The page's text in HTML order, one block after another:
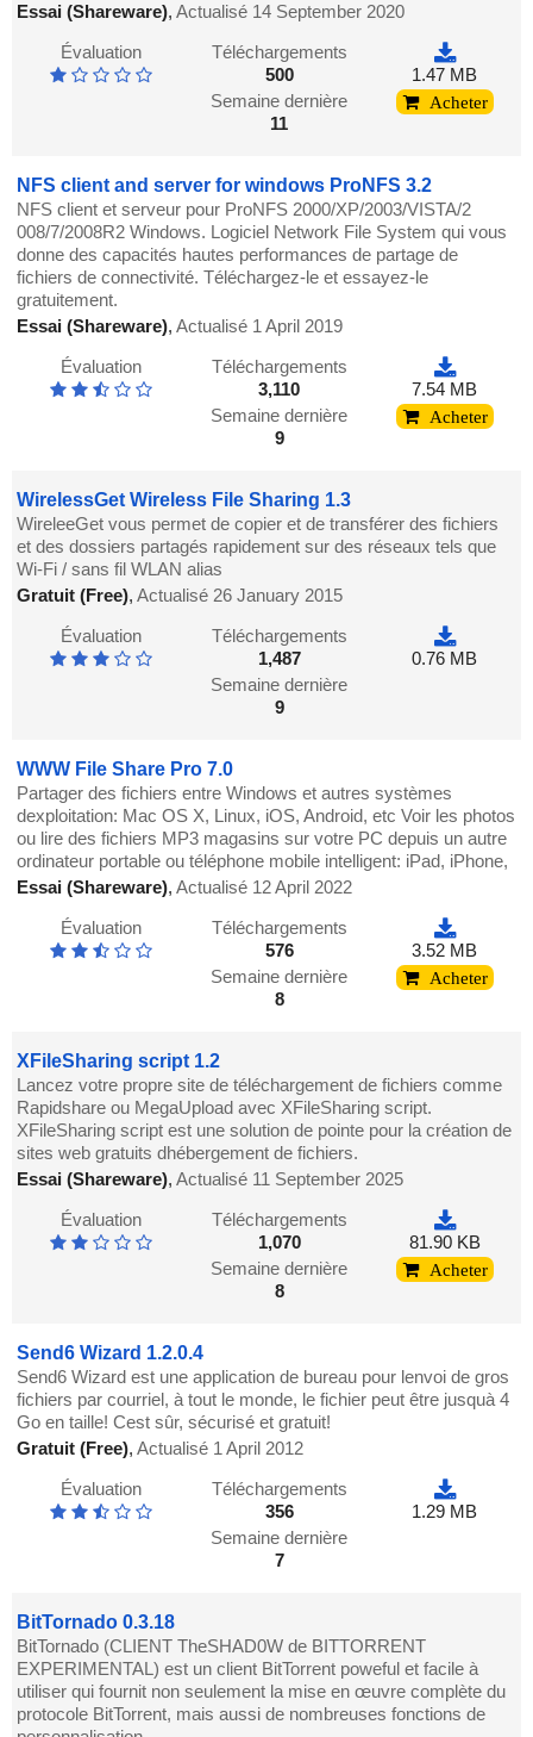
Essai (Shareware),Actualisé 14 September 2020
Évaluation
Téléchargements
500
Semaine dernière
11
1.47 MB
Acheter
NFS client and server for windows ProNFS 3.2
NFS client et serveur pour ProNFS 2000/XP/2003/VISTA/2
008/7/2008R2 Windows. Logiciel Network File System qui vous
donne des capacités hautes performances de partage de
fichiers de connectivité. Téléchargez-le et essayez-le
gratuitement.
Essai (Shareware),Actualisé 1 April 2019
Évaluation
Téléchargements
3,110
Semaine dernière
9
7.54 MB
Acheter
WirelessGet Wireless File Sharing 1.3
WireleeGet vous permet de copier et de transférer des fichiers
et des dossiers partagés rapidement sur des réseaux tels que
Wi-Fi / sans fil WLAN alias
Gratuit (Free),Actualisé 26 January 2015
Évaluation
Téléchargements
1,487
Semaine dernière
9
0.76 MB
WWW File Share Pro 7.0
Partager des fichiers entre Windows et autres systèmes
dexploitation: Mac OS X, Linux, iOS, Android, etc Voir les photos
ou lire des fichiers MP3 magasins sur votre PC depuis un autre
ordinateur portable ou téléphone mobile intelligent: iPad, iPhone,
Essai (Shareware),Actualisé 12 April 2022
Évaluation
Téléchargements
576
Semaine dernière
8
3.52 MB
Acheter
XFileSharing script 1.2
Lancez votre propre site de téléchargement de fichiers comme
Rapidshare ou MegaUpload avec XFileSharing script.
XFileSharing script est une solution de pointe pour la création de
sites web gratuits dhébergement de fichiers.
Essai (Shareware),Actualisé 11 September 2025
Évaluation
Téléchargements
1,070
Semaine dernière
8
81.90 KB
Acheter
Send6 Wizard 1.2.0.4
Send6 Wizard est une application de bureau pour lenvoi de gros
fichiers par courriel, à tout le monde, le fichier peut être jusquà 4
Go en taille! Cest sûr, sécurisé et gratuit!
Gratuit (Free),Actualisé 1 April 2012
Évaluation
Téléchargements
356
Semaine dernière
7
1.29 MB
BitTornado 0.3.18
BitTornado (CLIENT TheSHAD0W de BITTORRENT
EXPERIMENTAL) est un client BitTorrent poweful et facile à
utiliser qui fournit non seulement la mise en œuvre complète du
protocole BitTorrent, mais aussi de nombreuses fonctions de